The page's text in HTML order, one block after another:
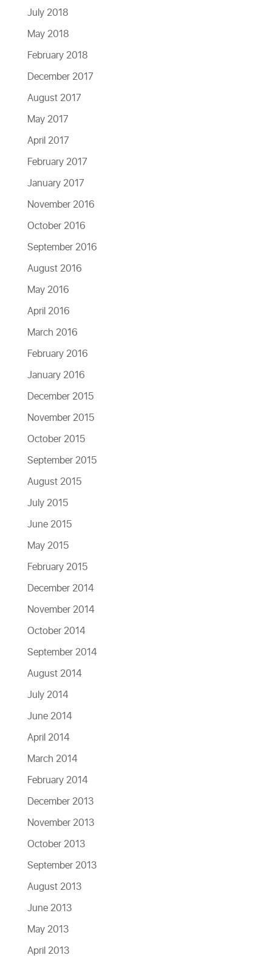
July 2018
May 2018
February 2018
December 2017
August 2017
May 2017
April 2017
February 2017
January 2017
November 2016
October 2016
September 2016
August 2016
May 2016
April 2016
March 2016
February 2016
January 2016
December 2015
November 2015
October 2015
September 2015
August 2015
July 2015
June 2015
May 2015
February 2015
December 2014
November 2014
October 2014
September 2014
August 2014
July 2014
June 2014
April 2014
March 2014
February 2014
December 2013
November 2013
October 2013
September 2013
August 2013
June 2013
May 2013
April 2013